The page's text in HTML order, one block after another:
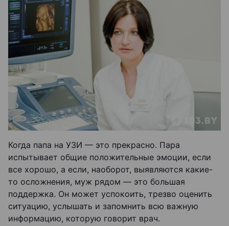
Когда папа на УЗИ — это прекрасно. Пара
испытывает общие положительные эмоции, если
все хорошо, а если, наоборот, выявляются какие-
то осложнения, муж рядом — это большая
поддержка. Он может успокоить, трезво оценить
ситуацию, услышать и запомнить всю важную
информацию, которую говорит врач.